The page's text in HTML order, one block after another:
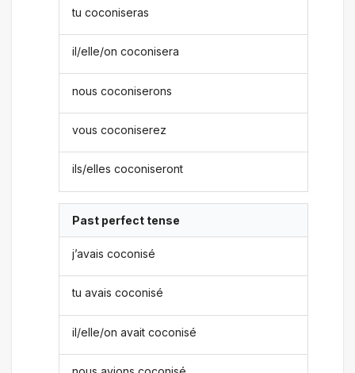
tu coconiseras
il/elle/on coconisera
nous coconiserons
vous coconiserez
ils/elles coconiseront
Past perfect tense
j’avais coconisé
tu avais coconisé
il/elle/on avait coconisé